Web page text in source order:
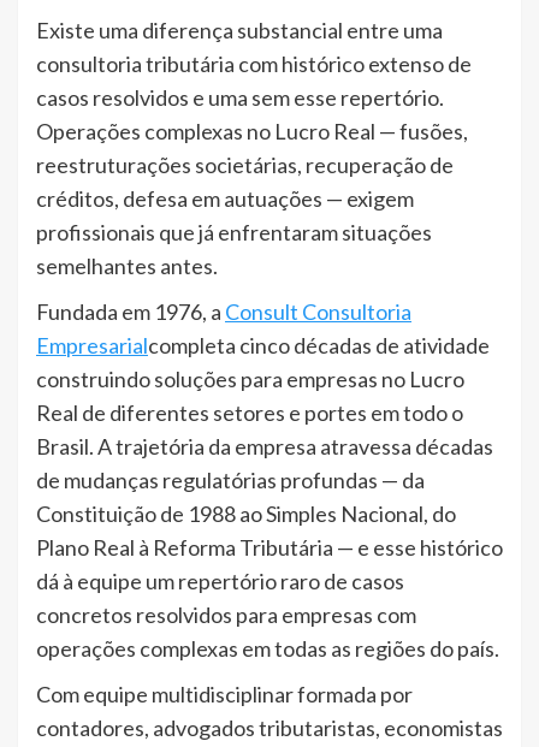
Existe uma diferença substancial entre uma
consultoria tributária com histórico extenso de
casos resolvidos e uma sem esse repertório.
Operações complexas no Lucro Real — fusões,
reestruturações societárias, recuperação de
créditos, defesa em autuações — exigem
profissionais que já enfrentaram situações
semelhantes antes.
Fundada em 1976, a Consult Consultoria
Empresarialcompleta cinco décadas de atividade
construindo soluções para empresas no Lucro
Real de diferentes setores e portes em todo o
Brasil. A trajetória da empresa atravessa décadas
de mudanças regulatórias profundas — da
Constituição de 1988 ao Simples Nacional, do
Plano Real à Reforma Tributária — e esse histórico
dá à equipe um repertório raro de casos
concretos resolvidos para empresas com
operações complexas em todas as regiões do país.
Com equipe multidisciplinar formada por
contadores, advogados tributaristas, economistas